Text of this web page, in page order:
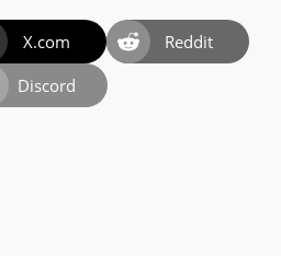
X.com
Reddit
Discord